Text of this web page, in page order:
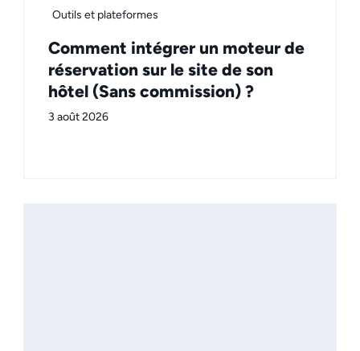
Outils et plateformes
Comment intégrer un moteur de
réservation sur le site de son
hôtel (Sans commission) ?
3 août 2026